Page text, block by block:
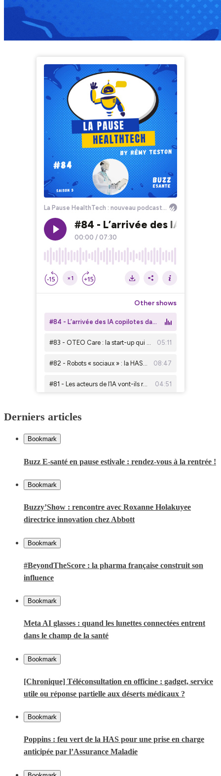
Derniers articles
Bookmark
Buzz E-santé en pause estivale : rendez-vous à la rentrée !
Bookmark
Buzzy’Show : rencontre avec Roxanne Holakuyee
directrice innovation chez Abbott
Bookmark
#BeyondTheScore : la pharma française construit son
influence
Bookmark
Meta AI glasses : quand les lunettes connectées entrent
dans le champ de la santé
Bookmark
[Chronique] Téléconsultation en officine : gadget, service
utile ou réponse partielle aux déserts médicaux ?
Bookmark
Poppins : feu vert de la HAS pour une prise en charge
anticipée par l’Assurance Maladie